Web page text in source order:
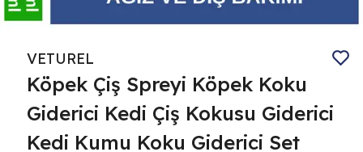
VETUREL
Köpek Çiş Spreyi Köpek Koku
Giderici Kedi Çiş Kokusu Giderici
Kedi Kumu Koku Giderici Set